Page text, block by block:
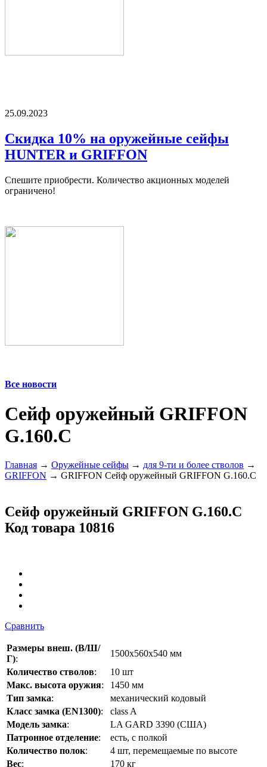
25.09.2023
Скидка 10% на оружейные сейфы
HUNTER и GRIFFON
Спешите приобрести. Количество акционных моделей
ограничено!
Все новости
Сейф оружейный GRIFFON
G.160.С
Главная → Оружейные сейфы → для 9-ти и более стволов →
GRIFFON → GRIFFON Сейф оружейный GRIFFON G.160.С
Сейф оружейный GRIFFON G.160.С
Код товара 10816
Сравнить
Размеры внеш. (В/Ш/
Г):
1500x560x540 мм
Количество стволов:
10 шт
Макс. высота оружия:
1450 мм
Тип замка:
механический кодовый
Класс замка (EN1300):
class A
Модель замка:
LA GARD 3390 (США)
Патронное отделение:
есть, с полкой
Количество полок:
4 шт, перемещаемые по высоте
Вес:
170 кг